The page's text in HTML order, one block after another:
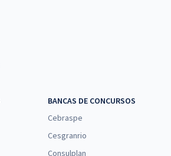
BANCAS DE CONCURSOS
Cebraspe
Cesgranrio
Consulplan